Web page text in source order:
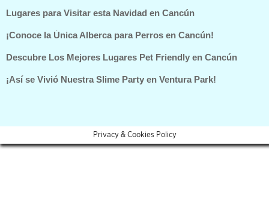
Lugares para Visitar esta Navidad en Cancún
¡Conoce la Única Alberca para Perros en Cancún!
Descubre Los Mejores Lugares Pet Friendly en Cancún
¡Así se Vivió Nuestra Slime Party en Ventura Park!
Privacy & Cookies Policy